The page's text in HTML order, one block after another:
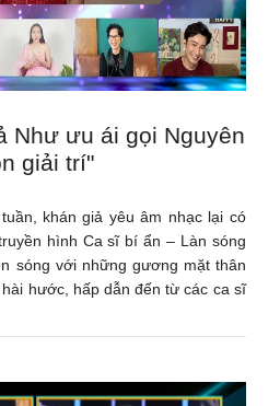
Như ưu ái gọi Nguyên
giải trí"
khán giả yêu âm nhạc lại có
hình Ca sĩ bí ẩn – Làn sóng
sóng với những gương mặt thân
hước, hấp dẫn đến từ các ca sĩ